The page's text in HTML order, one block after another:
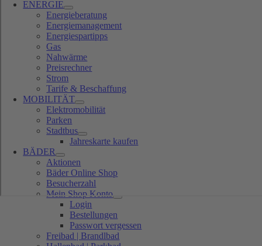
ENERGIE
Energieberatung
Energiemanagement
Energiespartipps
Gas
Nahwärme
Preisrechner
Strom
Tarife & Beschaffung
MOBILITÄT
Elektromobilität
Parken
Stadtbus
Jahreskarte kaufen
BÄDER
Aktionen
Bäder Online Shop
Besucherzahl
Mein Shop Konto
Login
Bestellungen
Passwort vergessen
Freibad | Brandlbad